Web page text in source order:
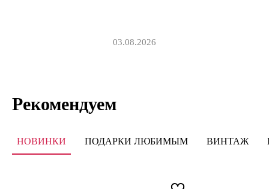
03.08.2026
Рекомендуем
НОВИНКИ ПОДАРКИ ЛЮБИМЫМ ВИНТАЖ